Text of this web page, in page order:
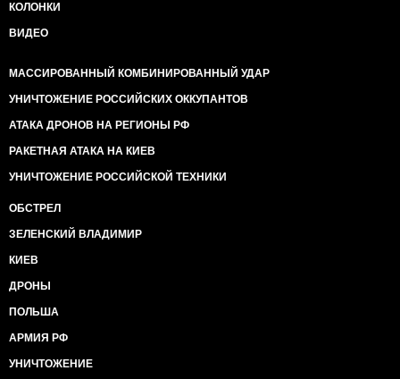
КОЛОНКИ
ВИДЕО
МАССИРОВАННЫЙ КОМБИНИРОВАННЫЙ УДАР
УНИЧТОЖЕНИЕ РОССИЙСКИХ ОККУПАНТОВ
АТАКА ДРОНОВ НА РЕГИОНЫ РФ
РАКЕТНАЯ АТАКА НА КИЕВ
УНИЧТОЖЕНИЕ РОССИЙСКОЙ ТЕХНИКИ
ОБСТРЕЛ
ЗЕЛЕНСКИЙ ВЛАДИМИР
КИЕВ
ДРОНЫ
ПОЛЬША
АРМИЯ РФ
УНИЧТОЖЕНИЕ